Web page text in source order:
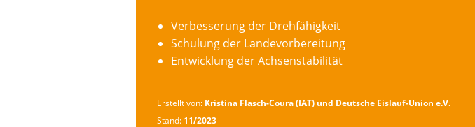
Verbesserung der Drehfähigkeit
Schulung der Landevorbereitung
Entwicklung der Achsenstabilität
Erstellt von: Kristina Flasch-Coura (IAT) und Deutsche Eislauf-Union e.V.
Stand: 11/2023